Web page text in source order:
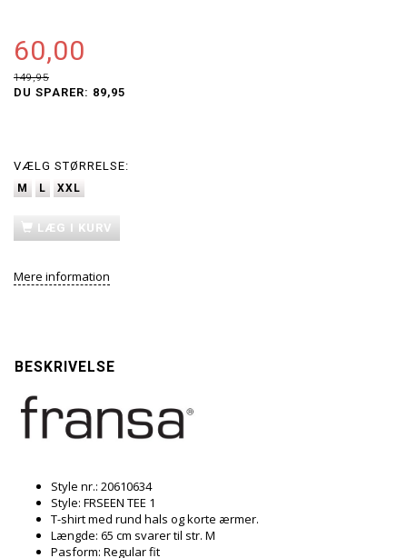
60,00
149,95
DU SPARER: 89,95
VÆLG STØRRELSE:
M L XXL
LÆG I KURV
Mere information
BESKRIVELSE
Style nr.: 20610634
Style: FRSEEN TEE 1
T-shirt med rund hals og korte ærmer.
Længde: 65 cm svarer til str. M
Pasform: Regular fit